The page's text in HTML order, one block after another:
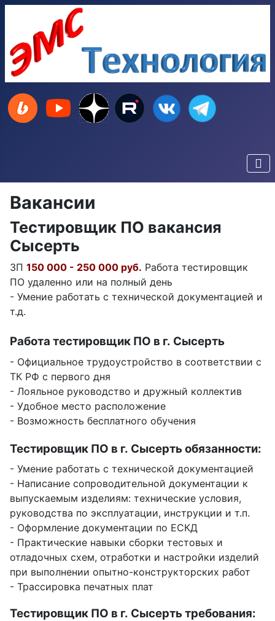
Вакансии
Тестировщик ПО вакансия
Сысерть
ЗП 150 000 - 250 000 руб. Работа тестировщик
ПО удаленно или на полный день
- Умение работать с технической документацией и
т.д.
Работа тестировщик ПО в г. Сысерть
- Официальное трудоустройство в соответствии с
ТК РФ с первого дня
- Лояльное руководство и дружный коллектив
- Удобное место расположение
- Возможность бесплатного обучения
Тестировщик ПО в г. Сысерть обязанности:
- Умение работать с технической документацией
- Написание сопроводительной документации к
выпускаемым изделиям: технические условия,
руководства по эксплуатации, инструкции и т.п.
- Оформление документации по ЕСКД
- Практические навыки сборки тестовых и
отладочных схем, отработки и настройки изделий
при выполнении опытно-конструкторских работ
- Трассировка печатных плат
Тестировщик ПО в г. Сысерть требования: